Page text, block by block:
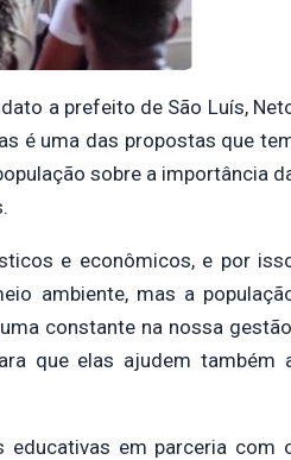
a prefeito de São Luís,
é uma das propostas que
sobre a importância
e econômicos, e por
ambiente, mas a
constante na nossa
que elas ajudem também
educativas em parceria com